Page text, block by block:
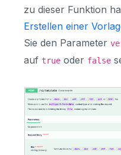
zu dieser Funktion
Erstellen einer
Sie den Parameter
auf true oder false